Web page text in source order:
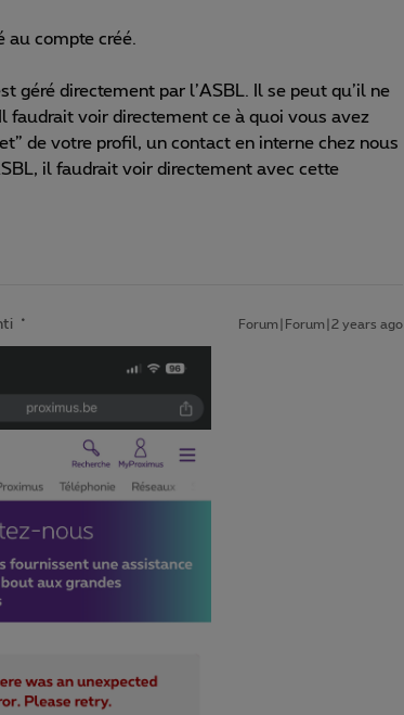
au compte créé.
géré directement par l’ASBL. Il se peut qu’il ne
faudrait voir directement ce à quoi vous avez
de votre profil, un contact en interne chez nous
il faudrait voir directement avec cette
Forum|Forum|2 years ago